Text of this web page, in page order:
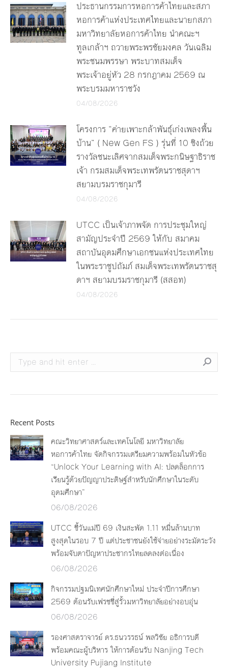
ประธานกรรมการหอการค้าไทยและสภา
หอการค้าแห่งประเทศไทยและนายกสภา
มหาวิทยาลัยหอการค้าไทย นำคณะฯ
ทูลเกล้าฯ ถวายพระพรชัยมงคล วันเฉลิม
พระชนมพรรษา พระบาทสมเด็จ
พระเจ้าอยู่หัว 28 กรกฎาคม 2569 ณ
พระบรมมหาราชวัง
04/08/2026
โครงการ “ค่ายเพาะกล้าพันธุ์เก่งเพลงพื้น
บ้าน” ( New Gen FS ) รุ่นที่ 10 ชิงถ้วย
รางวัลชนะเลิศจากสมเด็จพระกนิษฐาธิราช
เจ้า กรมสมเด็จพระเทพรัตนราชสุดาฯ
สยามบรมราชกุมารี
04/08/2026
UTCC เป็นเจ้าภาพจัด การประชุมใหญ่
สามัญประจำปี 2569 ให้กับ สมาคม
สถาบันอุดมศึกษาเอกชนแห่งประเทศไทย
ในพระราชูปถัมภ์ สมเด็จพระเทพรัตนราชสุ
ดาฯ สยามบรมราชกุมารี (สสอท)
04/08/2026
Search:
Recent Posts
คณะวิทยาศาสตร์และเทคโนโลยี มหาวิทยาลัย
หอการค้าไทย จัดกิจกรรมเตรียมความพร้อมในหัวข้อ
“Unlock Your Learning with AI: ปลดล็อกการ
เรียนรู้ด้วยปัญญาประดิษฐ์สำหรับนักศึกษาในระดับ
อุดมศึกษา”
06/08/2026
UTCC ชี้วันแม่ปี 69 เงินสะพัด 1.11 หมื่นล้านบาท
สูงสุดในรอบ 7 ปี แต่ประชาชนยังใช้จ่ายอย่างระมัดระวัง
พร้อมจับตาปัญหาประชากรไทยลดลงต่อเนื่อง
06/08/2026
กิจกรรมปฐมนิเทศนักศึกษาใหม่ ประจำปีการศึกษา
2569 ต้อนรับเฟรชชี่สู่รั้วมหาวิทยาลัยอย่างอบอุ่น
06/08/2026
รองศาสตราจารย์ ดร.ธนวรรธน์ พลวิชัย อธิการบดี
พร้อมคณะผู้บริหาร ให้การต้อนรับ Nanjing Tech
University Pujiang Institute